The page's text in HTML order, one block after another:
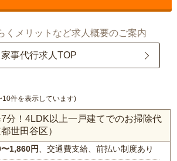
くメリットなど求人概要のご案内
家事代行求人TOP
10件を表示しています)
分！4LDK以上一戸建てでのお掃除代
世田谷区）
1,860円 、交通費支給、前払い制度あり